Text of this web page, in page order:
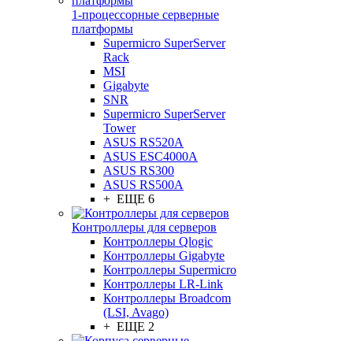
1-процессорные серверные
платформы
Supermicro SuperServer
Rack
MSI
Gigabyte
SNR
Supermicro SuperServer
Tower
ASUS RS520A
ASUS ESC4000A
ASUS RS300
ASUS RS500A
+ ЕЩЕ 6
Контроллеры для серверов
Контроллеры Qlogic
Контроллеры Gigabyte
Контроллеры Supermicro
Контроллеры LR-Link
Контроллеры Broadcom
(LSI, Avago)
+ ЕЩЕ 2